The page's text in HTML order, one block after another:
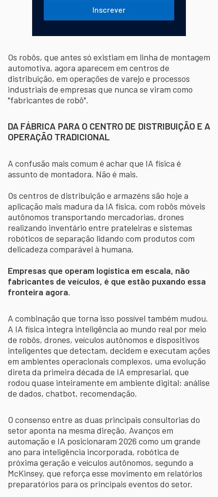
Inscrever
Os robôs, que antes só existiam em linha de montagem
automotiva, agora aparecem em centros de
distribuição, em operações de varejo e processos
industriais de empresas que nunca se viram como
"fabricantes de robô".
DA FÁBRICA PARA O CENTRO DE DISTRIBUIÇÃO E A
OPERAÇÃO TRADICIONAL
A confusão mais comum é achar que IA física é
assunto de montadora. Não é mais.
Os centros de distribuição e armazéns são hoje a
aplicação mais madura da IA física, com robôs móveis
autônomos transportando mercadorias, drones
realizando inventário entre prateleiras e sistemas
robóticos de separação lidando com produtos com
delicadeza comparável à humana.
Empresas que operam logística em escala, não
fabricantes de veículos, é que estão puxando essa
fronteira agora.
A combinação que torna isso possível também mudou.
A IA física integra inteligência ao mundo real por meio
de robôs, drones, veículos autônomos e dispositivos
inteligentes que detectam, decidem e executam ações
em ambientes operacionais complexos, uma evolução
direta da primeira década de IA empresarial, que
rodou quase inteiramente em ambiente digital: análise
de dados, chatbot, recomendação.
O consenso entre as duas principais consultorias do
setor aponta na mesma direção. Avanços em
automação e IA posicionaram 2026 como um grande
ano para inteligência incorporada, robótica de
próxima geração e veículos autônomos, segundo a
McKinsey, que reforça esse movimento em relatórios
preparatórios para os principais eventos do setor.